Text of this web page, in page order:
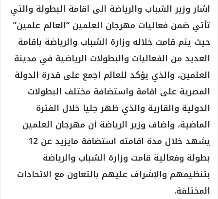
اشار وزير الشباب والرياضة الى اقامة البطولة والتي
تأتي ضمن فعاليات مهرجان العلمين “العالم علمين”
حيث يتم قامت خلاله وزارة الشباب والرياضة باقامة
العديد من الفعاليات والبطولات الرياضية في مدينة
العلمين، والذي يؤكد للعالم اجمع على قدرة الدولة
المصرية على اقامة واستضافة مختلف البطولات
الدولية والقارية والذي ظهر جليا خلال الفترة
الماضية، واضاف وزير الرياضة أن مهرجان العلمين
يشهد خلال مدة اقامته استضافة مايزيد عن 12
بطولة وفعالية قامت وزارة الشباب والرياضة
بتنظيمهم والإشراف عليهم بالتعاون مع الاتحادات
المختلفة.